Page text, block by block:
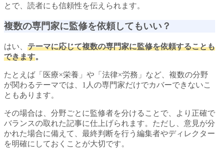
とで、読者にも信頼性を伝えられます。
複数の専門家に監修を依頼してもいい？
はい、 テーマに応じて複数の専門家に監修を依頼することも
できます。
たとえば「医療×栄養」や「法律×労務」など、複数の分野
が関わるテーマでは、1人の専門家だけでカバーできないこ
ともあります。
その場合は、分野ごとに監修者を分けることで、より正確で
バランスの取れた記事に仕上げられます。ただし、意見が分
かれた場合に備えて、最終判断を行う編集者やディレクター
を明確にしておくことが大切です。